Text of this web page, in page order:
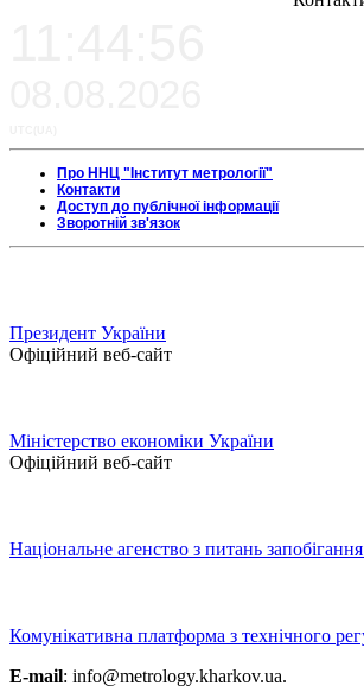
Про ННЦ "Інститут метрології"
Контакти
Доступ до публічної інформації
Зворотній зв'язок
Президент України
Офіційний веб-сайт
Міністерство економіки України
Офіційний веб-сайт
Національне агенство з питань запобігання
Комунікативна платформа з технічного
E-mail: info@metrology.kharkov.ua.